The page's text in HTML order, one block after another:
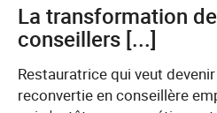
La transformation
conseillers [...]
Restauratrice qui veut
reconvertie en conseillère